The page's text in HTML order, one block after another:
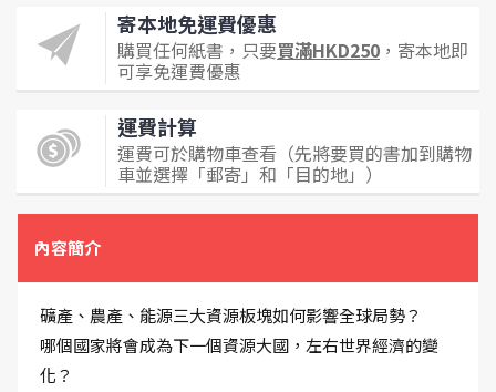
寄本地免運費優惠
購買任何紙書，只要買滿HKD250 ，寄本地即
可享免運費優惠
運費計算
運費可於購物車查看（先將要買的書加到購物
車並選擇「郵寄」和「目的地」）
內容簡介
礦產、農產、能源三大資源板塊如何影響全球局勢？
哪個國家將會成為下一個資源大國，左右世界經濟的變
化？